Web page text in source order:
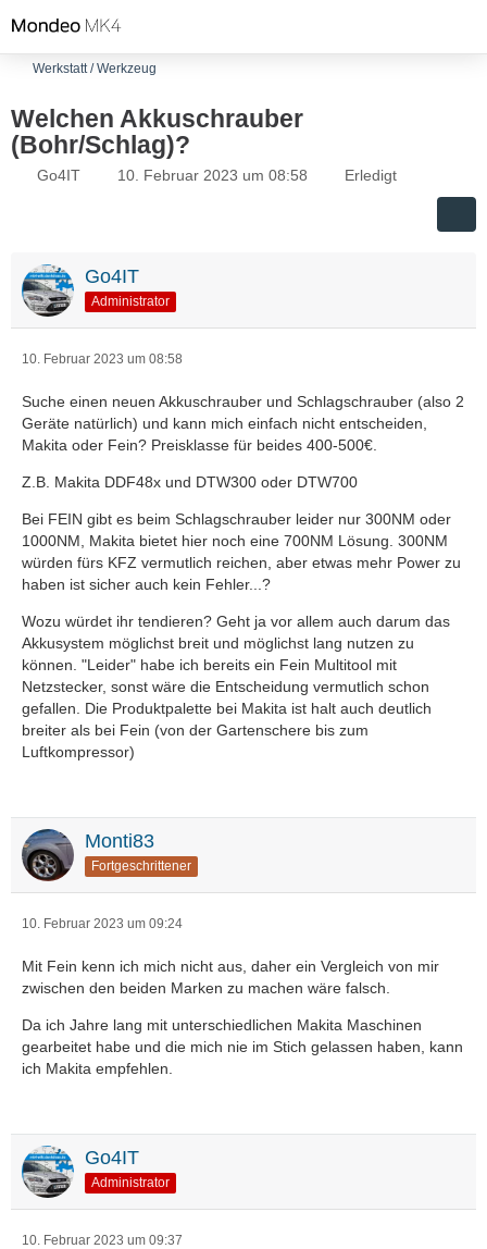
Werkstatt / Werkzeug
Welchen Akkuschrauber
(Bohr/Schlag)?
Go4IT 10. Februar 2023 um 08:58 Erledigt
Go4IT
Administrator
10. Februar 2023 um 08:58
Suche einen neuen Akkuschrauber und Schlagschrauber (also 2
Geräte natürlich) und kann mich einfach nicht entscheiden,
Makita oder Fein? Preisklasse für beides 400-500€.
Z.B. Makita DDF48x und DTW300 oder DTW700
Bei FEIN gibt es beim Schlagschrauber leider nur 300NM oder
1000NM, Makita bietet hier noch eine 700NM Lösung. 300NM
würden fürs KFZ vermutlich reichen, aber etwas mehr Power zu
haben ist sicher auch kein Fehler...?
Wozu würdet ihr tendieren? Geht ja vor allem auch darum das
Akkusystem möglichst breit und möglichst lang nutzen zu
können. "Leider" habe ich bereits ein Fein Multitool mit
Netzstecker, sonst wäre die Entscheidung vermutlich schon
gefallen. Die Produktpalette bei Makita ist halt auch deutlich
breiter als bei Fein (von der Gartenschere bis zum
Luftkompressor)
Monti83
Fortgeschrittener
10. Februar 2023 um 09:24
Mit Fein kenn ich mich nicht aus, daher ein Vergleich von mir
zwischen den beiden Marken zu machen wäre falsch.
Da ich Jahre lang mit unterschiedlichen Makita Maschinen
gearbeitet habe und die mich nie im Stich gelassen haben, kann
ich Makita empfehlen.
Go4IT
Administrator
10. Februar 2023 um 09:37